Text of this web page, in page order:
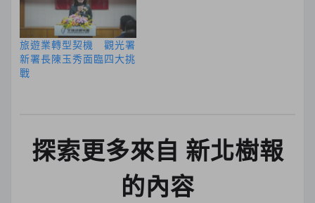
旅遊業轉型契機 觀光署
新署長陳玉秀面臨四大挑
戰
探索更多來自 新北樹報
的內容